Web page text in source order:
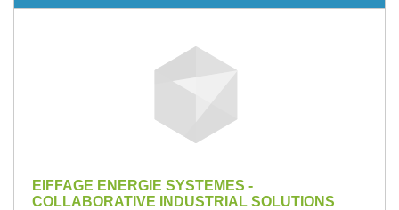
EIFFAGE ENERGIE SYSTEMES -
COLLABORATIVE INDUSTRIAL SOLUTIONS